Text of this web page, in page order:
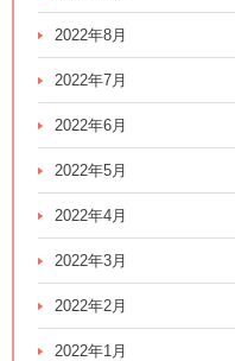
2022年8月
2022年7月
2022年6月
2022年5月
2022年4月
2022年3月
2022年2月
2022年1月